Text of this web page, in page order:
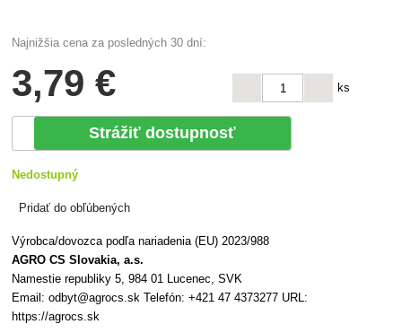
Najnižšia cena za posledných 30 dní:
3,79 € ks
Strážiť dostupnosť
Nedostupný
Pridať do obľúbených
Výrobca/dovozca podľa nariadenia (EU) 2023/988
AGRO CS Slovakia, a.s.
Namestie republiky 5, 984 01 Lucenec, SVK
Email: odbyt@agrocs.sk Telefón: +421 47 4373277 URL:
https://agrocs.sk